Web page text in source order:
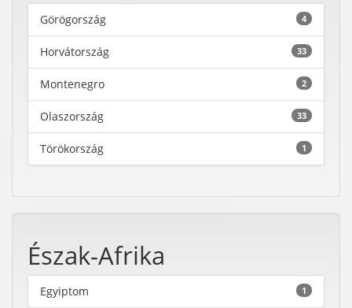
4
Görögország
33
Horvátország
2
Montenegro
33
Olaszország
1
Törökország
Észak-Afrika
1
Egyiptom